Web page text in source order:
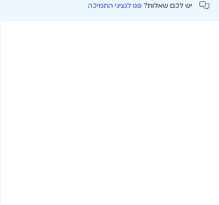
יש לכם שאלות? פנו לנציגי התמיכה